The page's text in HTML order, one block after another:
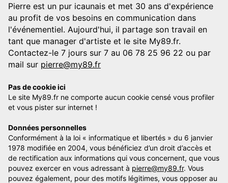
Pierre est un pur icaunais et met 30 ans d'expérience
au profit de vos besoins en communication dans
l'événementiel. Aujourd'hui, il partage son travail en
tant que manager d'artiste et le site My89.fr.
Contactez-le 7 jours sur 7 au 06 78 25 96 22 ou par
mail sur pierre@my89.fr
Pas de cookie ici
Le site My89.fr ne comporte aucun cookie censé vous profiler
et vous pister sur internet !
Données personnelles
Conformément à la loi « informatique et libertés » du 6 janvier
1978 modifiée en 2004, vous bénéficiez d’un droit d’accès et
de rectification aux informations qui vous concernent, que vous
pouvez exercer en vous adressant à pierre@my89.fr. Vous
pouvez également, pour des motifs légitimes, vous opposer au